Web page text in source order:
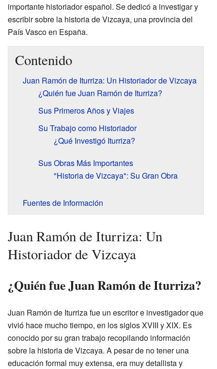
importante historiador español. Se dedicó a investigar y
escribir sobre la historia de Vizcaya, una provincia del
País Vasco en España.
Contenido
Juan Ramón de Iturriza: Un Historiador de Vizcaya
¿Quién fue Juan Ramón de Iturriza?
Sus Primeros Años y Viajes
Su Trabajo como Historiador
¿Qué Investigó Iturriza?
Sus Obras Más Importantes
"Historia de Vizcaya": Su Gran Obra
Fuentes de Información
Juan Ramón de Iturriza: Un
Historiador de Vizcaya
¿Quién fue Juan Ramón de Iturriza?
Juan Ramón de Iturriza fue un escritor e investigador que
vivió hace mucho tiempo, en los siglos XVIII y XIX. Es
conocido por su gran trabajo recopilando información
sobre la historia de Vizcaya. A pesar de no tener una
educación formal muy extensa, era muy detallista y